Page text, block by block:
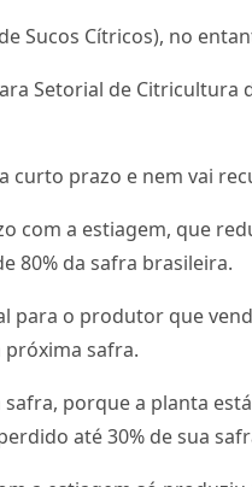
Sucos Cítricos), no
Setorial de
prazo e nem vai
a estiagem, que
80% da safra brasileira.
para o produtor que
safra.
porque a planta
até 30% de sua